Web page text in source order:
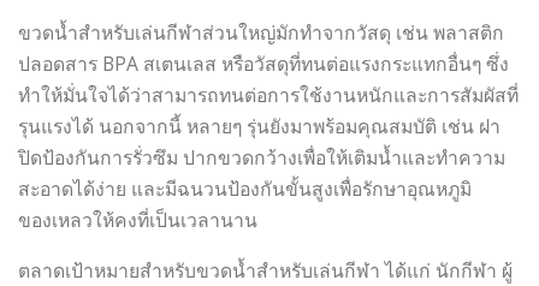
ขวดน้ำสำหรับเล่นกีฬาส่วนใหญ่มักทำจากวัสดุ เช่น พลาสติก
ปลอดสาร BPA สเตนเลส หรือวัสดุที่ทนต่อแรงกระแทกอื่นๆ ซึ่ง
ทำให้มั่นใจได้ว่าสามารถทนต่อการใช้งานหนักและการสัมผัสที่
รุนแรงได้ นอกจากนี้ หลายๆ รุ่นยังมาพร้อมคุณสมบัติ เช่น ฝา
ปิดป้องกันการรั่วซึม ปากขวดกว้างเพื่อให้เติมน้ำและทำความ
สะอาดได้ง่าย และมีฉนวนป้องกันขั้นสูงเพื่อรักษาอุณหภูมิ
ของเหลวให้คงที่เป็นเวลานาน
ตลาดเป้าหมายสำหรับขวดน้ำสำหรับเล่นกีฬา ได้แก่ นักกีฬา ผู้